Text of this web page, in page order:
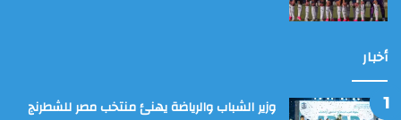
أخبار
وزير الشباب والرياضة يهنئ منتخب مصر للشطرنج